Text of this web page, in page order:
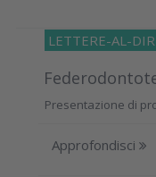
LETTERE-AL-
Presentazione di
Approfondisci